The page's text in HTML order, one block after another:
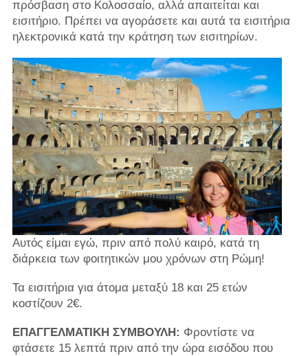
πρόσβαση στο Κολοσσαίο, αλλά απαιτείται και
εισιτήριο. Πρέπει να αγοράσετε και αυτά τα εισιτήρια
ηλεκτρονικά κατά την κράτηση των εισιτηρίων.
Αυτός είμαι εγώ, πριν από πολύ καιρό, κατά τη
διάρκεια των φοιτητικών μου χρόνων στη Ρώμη!
Τα εισιτήρια για άτομα μεταξύ 18 και 25 ετών
κοστίζουν 2€.
ΕΠΑΓΓΕΛΜΑΤΙΚΗ ΣΥΜΒΟΥΛΗ: Φροντίστε να
φτάσετε 15 λεπτά πριν από την ώρα εισόδου που